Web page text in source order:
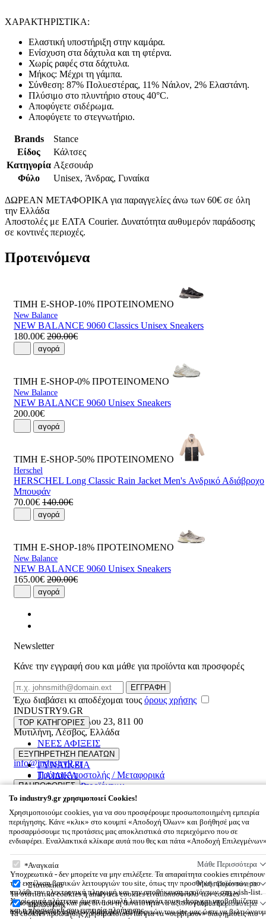
ΧΑΡΑΚΤΗΡΙΣΤΙΚΑ:
Ελαστική υποστήριξη στην καμάρα.
Ενίσχυση στα δάχτυλα και τη φτέρνα.
Χωρίς ραφές στα δάχτυλα.
Μήκος: Μέχρι τη γάμπα.
Σύνθεση: 87% Πολυεστέρας, 11% Νάιλον, 2% Ελαστάνη.
Πλύσιμο στο πλυντήριο στους 40°C.
Αποφύγετε σιδέρωμα.
Αποφύγετε το στεγνωτήριο.
Brands
Stance
Είδος
Κάλτσες
Κατηγορία Αξεσουάρ
Φύλο
Unisex, Άνδρας, Γυναίκα
ΔΩΡΕΑΝ ΜΕΤΑΦΟΡΙΚΑ για παραγγελίες άνω των 60€ σε όλη
την Ελλάδα
Αποστολές με ΕΛΤΑ Courier. Δυνατότητα αυθυμερόν παράδοσης
σε κοντινές περιοχές.
Προτεινόμενα
ΤΙΜΗ E-SHOP-10% ΠΡΟΤΕΙΝΟΜΕΝΟ
New Balance
NEW BALANCE 9060 Classics Unisex Sneakers
180.00€ 200.00€
αγορά
ΤΙΜΗ E-SHOP-0% ΠΡΟΤΕΙΝΟΜΕΝΟ
New Balance
NEW BALANCE 9060 Unisex Sneakers
200.00€
αγορά
ΤΙΜΗ E-SHOP-50% ΠΡΟΤΕΙΝΟΜΕΝΟ
Herschel
HERSCHEL Long Classic Rain Jacket Men's Ανδρικό Αδιάβροχο
Μπουφάν
70.00€ 140.00€
αγορά
ΤΙΜΗ E-SHOP-18% ΠΡΟΤΕΙΝΟΜΕΝΟ
New Balance
NEW BALANCE 9060 Unisex Sneakers
165.00€ 200.00€
αγορά
Newsletter
Κάνε την εγγραφή σου και μάθε για προϊόντα και προσφορές
Email
ΕΓΓΡΑΦΗ
Έχω διαβάσει κι αποδέχομαι τους όρους χρήσης
INDUSTRY9.GR
Ελευθέριου Βενιζέλου 23, 811 00
Μυτιλήνη,Λέσβος,Ελλάδα
22510 55629
info@industry9.gr
TOP ΚΑΤΗΓΟΡΙΕΣ
ΝΕΕΣ ΑΦΙΞΕΙΣ
ΑΝΔΡΙΚΑ
ΓΥΝΑΙΚΕΙΑ
ΠΑΙΔΙΚΑ
ΑΞΕΣΟΥΑΡ
OFFERS UP TO 60%
ΕΞΥΠΗΡΕΤΗΣΗ ΠΕΛΑΤΩΝ
Τρόποι Αποστολής / Μεταφορικά
Επιστροφές προϊόντων
Συχνές ερωτήσεις
ΠΛΗΡΟΦΟΡΙΕΣ
Επικοινωνία
Όροι χρήσης
© 2026INDUSTRY9.GRAll rights reserved
Designed & developed byNETMECHANICS
× Το Καλάθι Σου
0
Βάλε κάτι στο καλάθι σου
To industry9.gr χρησιμοποιεί Cookies!
Χρησιμοποιούμε cookies, για να σου προσφέρουμε προσωποποιημένη εμπειρία
περιήγησης. Κάνε «κλικ» στο κουμπί «Αποδοχή Όλων» και βοήθησέ μας να
προσαρμόσουμε τις προτάσεις μας αποκλειστικά στο περιεχόμενο που σε
ενδιαφέρει. Εναλλακτικά κλίκαρε αυτά που θες και πάτα «Αποδοχή
To
Αναγκαία Μάθε Περισσότερα
Υποχρεωτικά - δεν μπορείτε να μην επιλέξετε. Τα απαραίτητα cookies επιτρέπουν
την εκτέλεση βασικών λειτουργιών του site, όπως την προσθήκη προϊόντων στο
καλάθι την ηλεκτρονική πληρωμή και την αποθήκευση προϊόντων στη wish-list.
Χωρίς αυτά πλήττεται άμεσα η ομαλή λειτουργία του e-shop και υποβαθμίζεται
και η προσωπική σου εμπειρία πλοήγησης.
Στατιστικά Μάθε Περισσότερα
Τα στατιστικά cookies ή analytics cookies είναι υποσύνολο των cookies
λειτουργικότητας και μας δίνουν τη δυνατότητα να αξιολογούμε την
αποτελεσματικότητα των διάφορων λειτουργιών του site μας ώστε να
Προώθησης Μάθε Περισσότερα
Τα cookies προώθησης χρησιμοποιούνται για να «σερβίρουν» διαφημίσεις πιο